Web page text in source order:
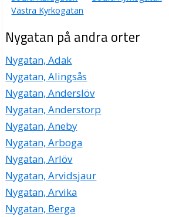
Torgny Hansson Handels AB
0321-14133
Cayenne International Consulting HB
Nygatan 35, 52330 Ulricehamn
Tyg & Design i Ulricehamn
Gun-Britt Margareta Karlsson
0321-10688
Nygatan 9 Lgh 1103, 52330 Ulricehamn
Ann-Kristin Sönsterud
Nygatan 9 Lgh 1206, 52330 Ulricehamn
Västra Kyrkogatan
Nygatan på andra orter
Nygatan, Adak
Nygatan, Alingsås
Nygatan, Anderslöv
Nygatan, Anderstorp
Nygatan, Aneby
Nygatan, Arboga
Nygatan, Arlöv
Nygatan, Arvidsjaur
Nygatan, Arvika
Nygatan, Berga